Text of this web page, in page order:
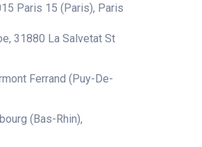
Paris 15 (Paris), Paris
31880 La Salvetat St
Ferrand (Puy-De-
(Bas-Rhin),